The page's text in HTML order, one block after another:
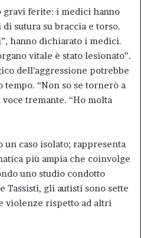
gravi ferite: i medici hanno
sutura su braccia e torso.
hanno dichiarato i medici.
vitale è stato lesionato”.
dell’aggressione potrebbe
“Non so se tornerò a
tremante. “Ho molta
un caso isolato; rappresenta
più ampia che coinvolge
uno studio condotto
Tassisti, gli autisti sono sette
violenze rispetto ad altri